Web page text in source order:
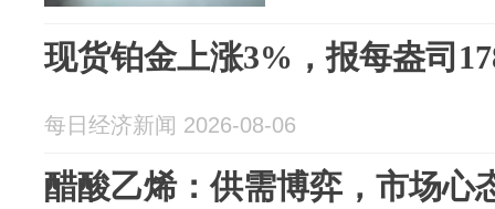
现货铂金上涨3%，报每盎司
每日经济新闻 2026-08-06
醋酸乙烯：供需博弈，市场心